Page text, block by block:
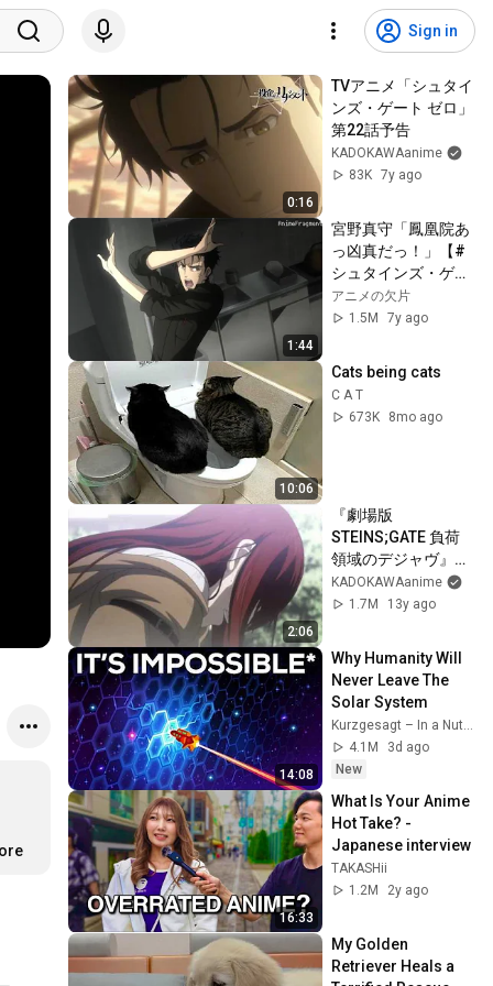
Sign in
0:16
TVアニメ「シュタイ
ンズ・ゲート ゼロ」
第22話予告
KADOKAWAanime
83K 7y ago
1:44
宮野真守「鳳凰院あ
っ凶真だっ！」【#
シュタインズ・ゲー
ト ゼロ 第21話
Steins;Gate 0】
アニメの欠片
1.5M
7y ago
10:06
Cats being cats
C A T
673K
8mo ago
2:06
『劇場版
STEINS;GATE 負荷
領域のデジャヴ』予
告編
KADOKAWAanime
1.7M
13y ago
14:08
Why Humanity Will
Never Leave The
Solar System
4.1M
3d ago
New
16:33
What Is Your Anime
Hot Take? -
Japanese interview
TAKASHii
1.2M
2y ago
My Golden
Retriever Heals a